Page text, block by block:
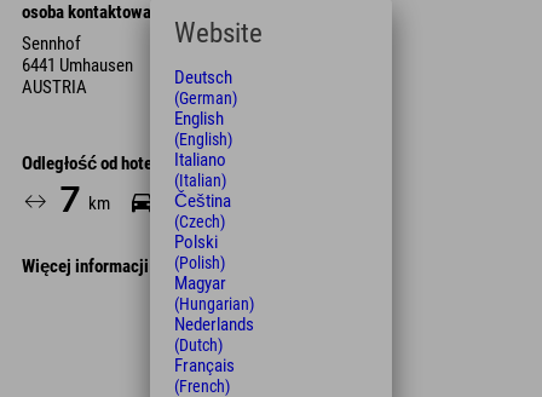
osoba kontaktowa
Sennhof
6441 Umhausen
AUSTRIA
Odległość od hotelu
7 km 11 Min.
Więcej informacji
Leaflet
Website
Deutsch
(German)
English
(English)
Italiano
(Italian)
Čeština
(Czech)
Polski
(Polish)
Magyar
(Hungarian)
Nederlands
(Dutch)
Français
(French)